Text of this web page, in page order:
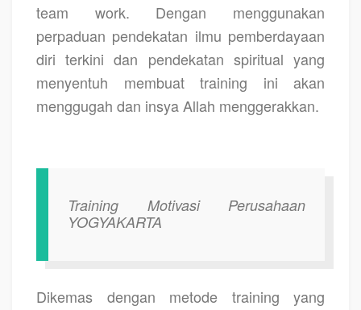
team work. Dengan menggunakan
perpaduan pendekatan ilmu pemberdayaan
diri terkini dan pendekatan spiritual yang
menyentuh membuat training ini akan
menggugah dan insya Allah menggerakkan.
Training Motivasi Perusahaan
YOGYAKARTA
Dikemas dengan metode training yang